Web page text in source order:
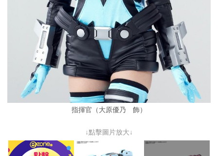
指揮官（大原優乃 飾）
↓點擊圖片放大↓